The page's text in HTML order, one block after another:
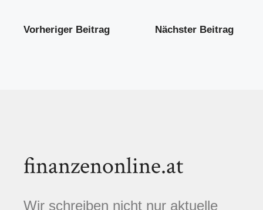
Vorheriger Beitrag Nächster Beitrag
finanzenonline.at
Wir schreiben nicht nur aktuelle